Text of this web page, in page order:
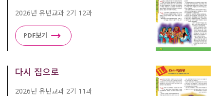
2026년 유년교과 2기 12과
PDF보기
다시 집으로
2026년 유년교과 2기 11과